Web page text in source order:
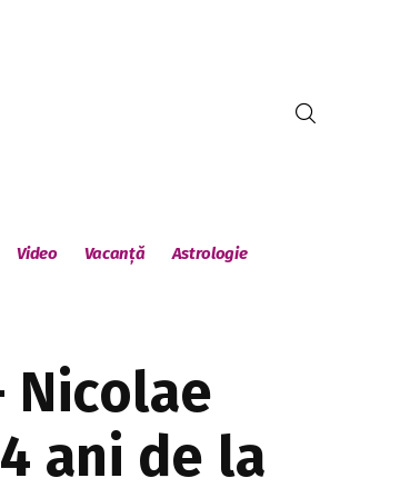
Video Vacanță Astrologie
Nicolae
ani de la